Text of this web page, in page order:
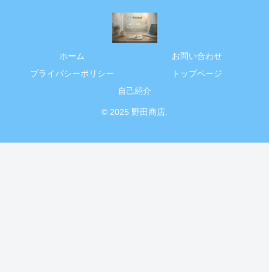
ホーム
お問い合わせ
プライバシーポリシー
トップページ
自己紹介
© 2025 野田商店.